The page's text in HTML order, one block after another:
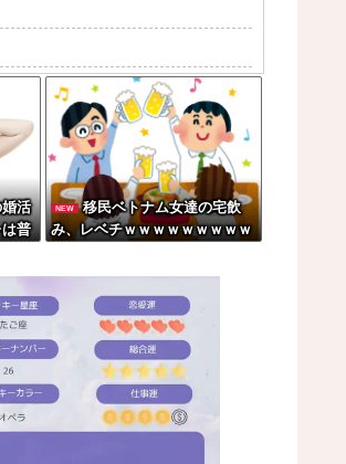
w w w w w...
活
普
NEW
移民ベトナム女達の宅飲
み、レベチｗｗｗｗｗｗｗｗｗ
ｗ